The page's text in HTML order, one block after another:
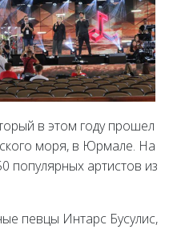
в этом году прошел
моря, в Юрмале. На
популярных артистов из
певцы Интарс Бусулис,